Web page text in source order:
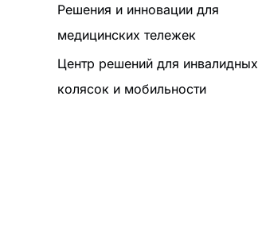
Решения и инновации для
медицинских тележек
Центр решений для инвалидных
колясок и мобильности